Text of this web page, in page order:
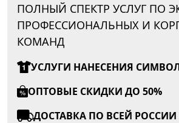
ПОЛНЫЙ СПЕКТР УСЛУГ ПО
ПРОФЕССИОНАЛЬНЫХ И
КОМАНД
УСЛУГИ НАНЕСЕНИЯ
ОПТОВЫЕ СКИДКИ ДО 50%
ДОСТАВКА ПО ВСЕЙ РОССИИ